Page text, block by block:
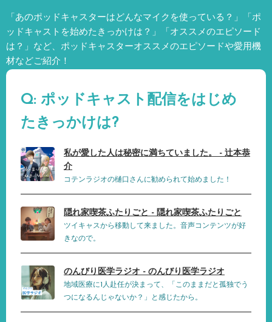
「あのポッドキャスターはどんなマイクを使っている？」「ポ
ッドキャストを始めたきっかけは？」「オススメのエピソード
は？」など、 ポッドキャスターオススメのエピソードや愛用機
材などご紹介！
Q: ポッドキャスト配信をはじめ
たきっかけは?
私が愛した人は秘密に満ちていました。 - 辻本恭
介
コテンラジオの樋口さんに勧められて始めました！
隠れ家喫茶ふたりごと - 隠れ家喫茶ふたりごと
ツイキャスから移動して来ました。音声コンテンツが好
きなので。
のんびり医学ラジオ - のんびり医学ラジオ
地域医療に1人赴任が決まって、「このままだと孤独でう
つになるんじゃないか？」と感じたから。